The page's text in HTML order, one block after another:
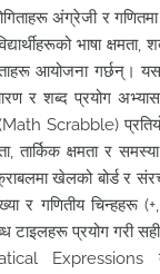
अंग्रेजी र
भाषा क्षमता,
आयोजना गर्छन्।
र शब्द प्रयोग
Scrabble)
तार्किक क्षमता र
खेलको बोर्ड र
र गणितीय चिन्हहरू
प्रयोग गरी